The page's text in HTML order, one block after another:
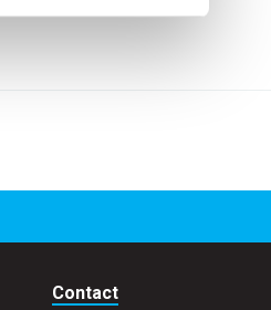
Contact